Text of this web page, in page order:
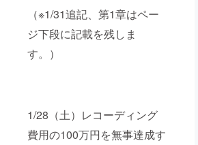
（※1/31追記、第1章はペー
ジ下段に記載を残しま
す。）
1/28（土）レコーディング
費用の100万円を無事達成す